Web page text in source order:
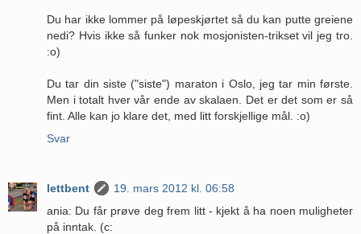
Du har ikke lommer på løpeskjørtet så du kan putte greiene
nedi? Hvis ikke så funker nok mosjonisten-trikset vil jeg tro.
:o)
Du tar din siste ("siste") maraton i Oslo, jeg tar min første.
Men i totalt hver vår ende av skalaen. Det er det som er så
fint. Alle kan jo klare det, med litt forskjellige mål. :o)
Svar
lettbent
19. mars 2012 kl. 06:58
ania: Du får prøve deg frem litt - kjekt å ha noen muligheter
på inntak. (c: